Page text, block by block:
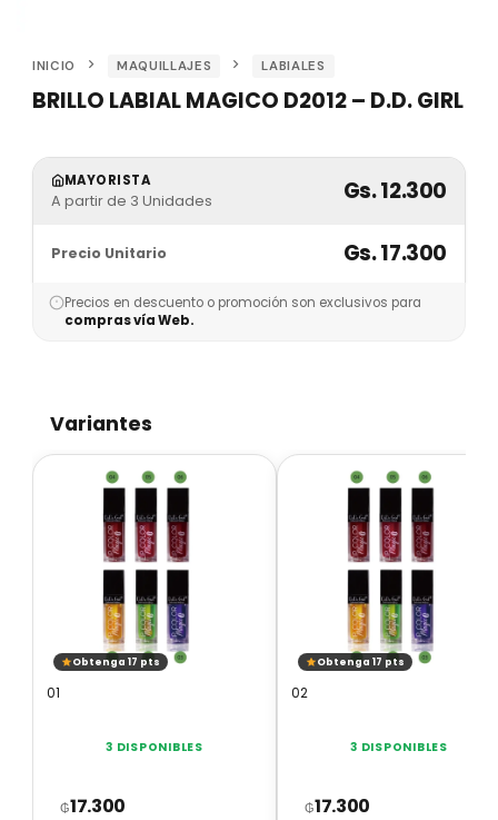
INICIO MAQUILLAJES LABIALES
BRILLO LABIAL MAGICO D2012 – D.D. GIRL
MAYORISTA
A partir de 3 Unidades Gs. 12.300
Precio Unitario Gs. 17.300
Precios en descuento o promoción son exclusivos para
compras vía Web.
Variantes
Obtenga 17 pts
01
3 DISPONIBLES
₲17.300
Obtenga 17 pts
02
3 DISPONIBLES
₲17.300